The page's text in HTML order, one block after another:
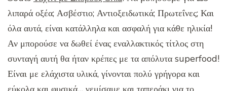
λιπαρά οξέα; Ασβέστιο; Αντιοξειδωτικά; Πρωτεΐνες; Και
όλα αυτά, είναι κατάλληλα και ασφαλή για κάθε ηλικία!
Αν μπορούσε να δωθεί ένας εναλλακτικός τίτλος στη
συνταγή αυτή θα ήταν κρέπες με τα απόλυτα superfood!
Είναι με ελάχιστα υλικά, γίνονται πολύ γρήγορα και